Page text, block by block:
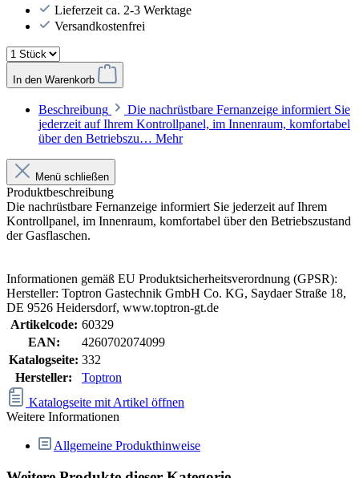
Lieferzeit ca. 2-3 Werktage
Versandkostenfrei
In den Warenkorb
Beschreibung
Die nachrüstbare Fernanzeige informiert Sie
jederzeit auf Ihrem Kontrollpanel, im Innenraum, komfortabel
über den Betriebszu… Mehr
Menü schließen
Produktbeschreibung
Die nachrüstbare Fernanzeige informiert Sie jederzeit auf Ihrem
Kontrollpanel, im Innenraum, komfortabel über den Betriebszustand
der Gasflaschen.
Informationen gemäß EU Produktsicherheitsverordnung (GPSR):
Hersteller: Toptron Gastechnik GmbH Co. KG, Saydaer Straße 18,
DE 9526 Heidersdorf, www.toptron-gt.de
Artikelcode: 60329
EAN:
4260702074099
Katalogseite: 332
Hersteller:
Toptron
Katalogseite mit Artikel öffnen
Weitere Informationen
Allgemeine Produkthinweise